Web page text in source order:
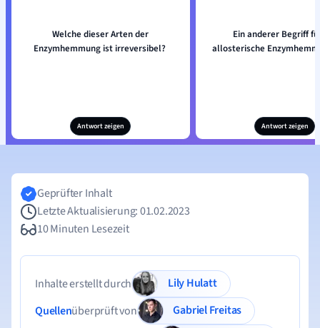
Welche dieser Arten der
Enzymhemmung ist irreversibel?
Antwort zeigen
Ein anderer Begriff
allosterische
Antwort zeigen
Geprüfter Inhalt
Letzte Aktualisierung: 01.02.2023
10 Minuten Lesezeit
Inhalte erstellt durch
Lily Hulatt
Quellenüberprüft von
Gabriel Freitas